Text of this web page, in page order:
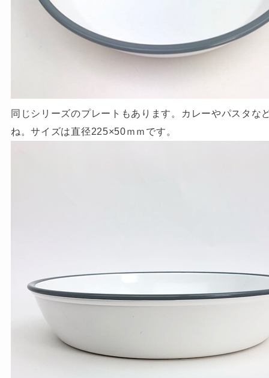
同じシリーズのプレートもあります。カレーやパスタな
ね。サイズは直径225×50ｍｍです。